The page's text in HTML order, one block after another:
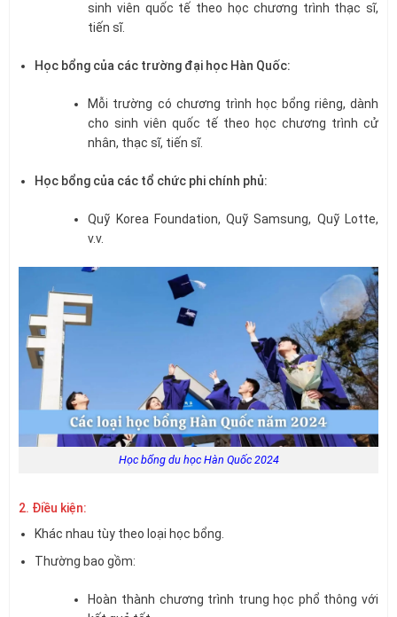
sinh viên quốc tế theo học chương trình thạc sĩ,
tiến sĩ.
Học bổng của các trường đại học Hàn Quốc:
Mỗi trường có chương trình học bổng riêng, dành
cho sinh viên quốc tế theo học chương trình cử
nhân, thạc sĩ, tiến sĩ.
Học bổng của các tổ chức phi chính phủ:
Quỹ Korea Foundation, Quỹ Samsung, Quỹ Lotte,
v.v.
Học bổng du học Hàn Quốc 2024
2. Điều kiện:
Khác nhau tùy theo loại học bổng.
Thường bao gồm:
Hoàn thành chương trình trung học phổ thông với